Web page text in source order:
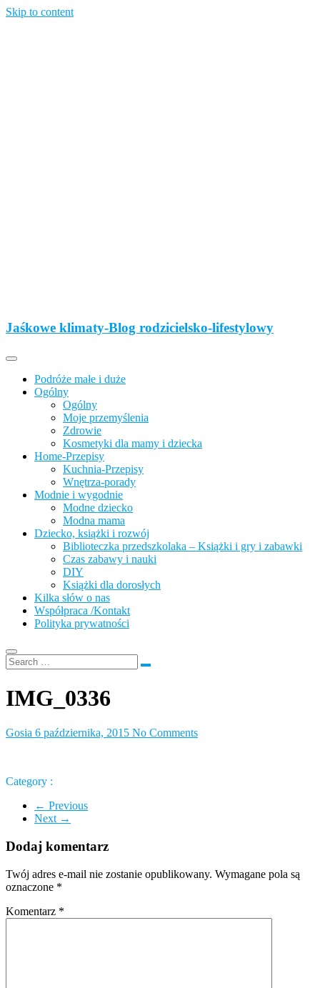
Skip to content
Jaśkowe klimaty-Blog rodzicielsko-
z dzieckiem, lubimy podróże, odkrywamy miejsca przyjazne
Jaśkowe klimaty-Blog rodzicielsko-lifestylowy
Podróże małe i duże
Ogólny
Ogólny
Moje przemyślenia
Zdrowie
Kosmetyki dla mamy i dziecka
Home-Przepisy
Kuchnia-Przepisy
Wnętrza-porady
Modnie i wygodnie
Modne dziecko
Modna mama
Dziecko, książki i rozwój
Biblioteczka przedszkolaka – Książki i gry i zabawki
Czas zabawy i nauki
DIY
Książki dla dorosłych
Kilka słów o nas
Współpraca /Kontakt
Polityka prywatności
IMG_0336
Gosia 6 października, 2015 No Comments
Category :
← Previous
Next →
Dodaj komentarz
Twój adres e-mail nie zostanie opublikowany. Wymagane pola są
oznaczone *
Komentarz *